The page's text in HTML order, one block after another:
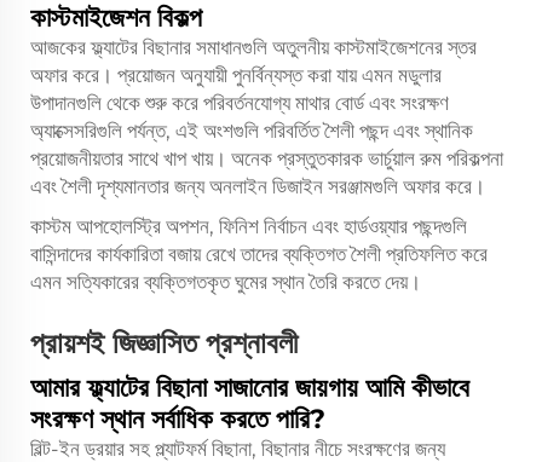
কাস্টমাইজেশন বিকল্প
আজকের ফ্ল্যাটের বিছানার সমাধানগুলি অতুলনীয় কাস্টমাইজেশনের স্তর
অফার করে। প্রয়োজন অনুযায়ী পুনর্বিন্যস্ত করা যায় এমন মডুলার
উপাদানগুলি থেকে শুরু করে পরিবর্তনযোগ্য মাথার বোর্ড এবং সংরক্ষণ
অ্যাক্সেসরিগুলি পর্যন্ত, এই অংশগুলি পরিবর্তিত শৈলী পছন্দ এবং স্থানিক
প্রয়োজনীয়তার সাথে খাপ খায়। অনেক প্রস্তুতকারক ভার্চুয়াল রুম পরিকল্পনা
এবং শৈলী দৃশ্যমানতার জন্য অনলাইন ডিজাইন সরঞ্জামগুলি অফার করে।
কাস্টম আপহোলস্ট্রি অপশন, ফিনিশ নির্বাচন এবং হার্ডওয়্যার পছন্দগুলি
বাসিন্দাদের কার্যকারিতা বজায় রেখে তাদের ব্যক্তিগত শৈলী প্রতিফলিত করে
এমন সত্যিকারের ব্যক্তিগতকৃত ঘুমের স্থান তৈরি করতে দেয়।
প্রায়শই জিজ্ঞাসিত প্রশ্নাবলী
আমার ফ্ল্যাটের বিছানা সাজানোর জায়গায় আমি কীভাবে
সংরক্ষণ স্থান সর্বাধিক করতে পারি?
বিল্ট-ইন ড্রয়ার সহ প্ল্যাটফর্ম বিছানা, বিছানার নীচে সংরক্ষণের জন্য